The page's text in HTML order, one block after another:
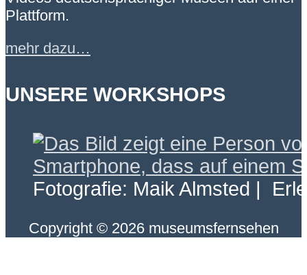
Plattform.
mehr dazu…
UNSERE WORKSHOPS
Fotografie: Maik Almsted |
Copyright © 2026 museumsfernsehen